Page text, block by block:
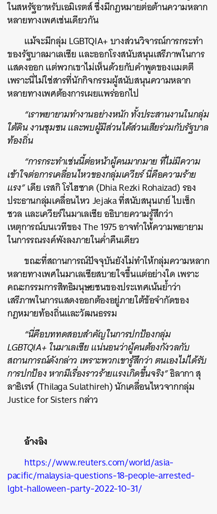
ในสหรัฐอาหรับเอมิเรตส์ ซึ่งมีกฎหมายต่อต้านความหลาก
หลายทางเพศเช่นเดียวกัน
แม้จะมีกลุ่มLGBTQIA+บางส่วนวิจารณ์การกระทำ
ของรัฐบาลมาเลเซีย และออกโรงสนับสนุนเสรีภาพในการ
แสดงออก แต่พวกเขาไม่เห็นด้วยกับคำพูดของแมตตี
เพราะนี่ไม่ใช่สารที่นักกิจกรรมผู้สนับสนุนความหลาก
หลายทางเพศต้องการเผยแพร่ออกไป
“เราพยายามทำงานอย่างหนัก ทั้งประสานงานในกลุ่ม
ใต้ดิน งานชุมชน และพบผู้มีส่วนได้ส่วนเสียร่วมกับรัฐบาล
ท้องถิ่น
“การกระทำเช่นนี้ต่อหน้าผู้คนมากมาย ที่ไม่มีความ
เข้าใจต่อการเคลื่อนไหวของกลุ่มเควียร์ นี่คือความร้าย
แรง”เดีย เรสกิ โรไฮซาด (Dhia Rezki Rohaizad) รอง
ประธานกลุ่มเคลื่อนไหว Jejaka ที่สนับสนุนเกย์ ไบเซ็ก
ชวล และเควียร์ในมาเลเซีย อธิบายความรู้สึกว่า
เหตุการณ์บนเวทีของ The 1975 อาจทำให้ความพยายาม
ในการรณรงค์พังลงภายในค่ำคืนเดียว
ขณะที่สถานการณ์ปัจจุบันยังไม่ทำให้กลุ่มความหลาก
หลายทางเพศในมาเลเซียสบายใจขึ้นแต่อย่างใด เพราะ
คณะกรรมการสิทธิมนุษยชนของประเทศเน้นย้ำว่า
เสรีภาพในการแสดงออกต้องอยู่ภายใต้ข้อจำกัดของ
กฎหมายท้องถิ่นและวัฒนธรรม
“นี่คือบททดสอบสำคัญในการปกป้องกลุ่ม
LGBTQIA+ ในมาเลเซีย แน่นอนว่าผู้คนต้องกังวลกับ
สถานการณ์ดังกล่าว เพราะพวกเขารู้สึกว่า ตนเองไม่ได้รับ
การปกป้อง หากมีเรื่องราวร้ายแรงเกิดขึ้นจริง”ธิลากา สุ
ลาธิเรห์ (Thilaga Sulathireh) นักเคลื่อนไหวจากกลุ่ม
Justice for Sisters กล่าว
อ้างอิง
https://www.reuters.com/world/asia-
pacific/malaysia-questions-18-people-arrested-
lgbt-halloween-party-2022-10-31/
ค้นหา